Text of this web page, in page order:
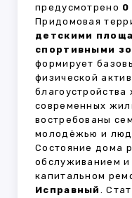
предусмотрено 0
Придомовая
детскими
спортивными
формирует
физической
благоустройства
современных
востребованы
молодёжью и
Состояние дома
обслуживанием
капитальном
Исправный .